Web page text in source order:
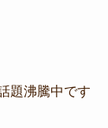
題沸騰中です